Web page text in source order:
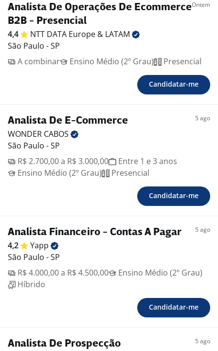
Analista De Operações De Ecommerce
B2B - Presencial
Ontem
4,4 NTT DATA Europe & LATAM
São Paulo - SP
A combinar
Ensino Médio (2º Grau) Presencial
Candidatar-me
Analista De E-Commerce 5 ago
WONDER CABOS
São Paulo - SP
R$ 2.700,00 a R$ 3.000,00
Entre 1 e 3 anos
Ensino Médio (2º Grau)
Presencial
Candidatar-me
Analista Financeiro - Contas A Pagar 5 ago
4,2
Yapp
São Paulo - SP
R$ 4.000,00 a R$ 4.500,00
Ensino Médio (2º Grau)
Híbrido
Candidatar-me
Analista De Prospecção 5 ago